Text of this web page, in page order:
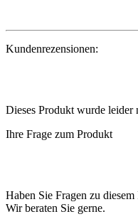
Kundenrezensionen:
Dieses Produkt wurde leider
Ihre Frage zum Produkt
Haben Sie Fragen zu diesem
Wir beraten Sie gerne.